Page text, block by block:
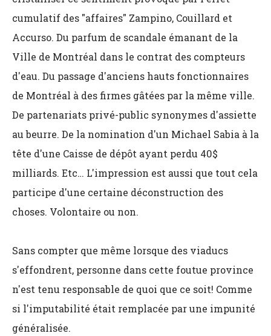
cumulatif des "affaires" Zampino, Couillard et
Accurso. Du parfum de scandale émanant de la
Ville de Montréal dans le contrat des compteurs
d'eau. Du passage d'anciens hauts fonctionnaires
de Montréal à des firmes gâtées par la même ville.
De partenariats privé-public synonymes d'assiette
au beurre. De la nomination d'un Michael Sabia à la
tête d'une Caisse de dépôt ayant perdu 40$
milliards. Etc… L'impression est aussi que tout cela
participe d'une certaine déconstruction des
choses. Volontaire ou non.
Sans compter que même lorsque des viaducs
s'effondrent, personne dans cette foutue province
n'est tenu responsable de quoi que ce soit! Comme
si l'imputabilité était remplacée par une impunité
généralisée.